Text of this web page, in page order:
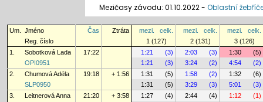
Mezičasy závodu: 01.10.2022 - Oblastní
Um. Jméno Čas Ztráta mezi. celk. mezi. celk. mezi.
celk.
Reg. číslo
1 (127) 2 (131)
3 (126)
1.
Sobotková Lada 17:22 1:21 (3) 2:03 (3) 1:30
(5)
OPI0951
1:21 (3) 3:24 (2) 4:54
(2)
2.
Chumová Adéla 19:18 + 1:56 1:31 (5) 1:58 (2) 1:32
(6)
SLP0950
1:31 (5) 3:29 (3) 5:01
(3)
3.
Leitnerová Anna 21:20 + 3:58 1:27 (4) 2:44 (4) 1:12
(1)